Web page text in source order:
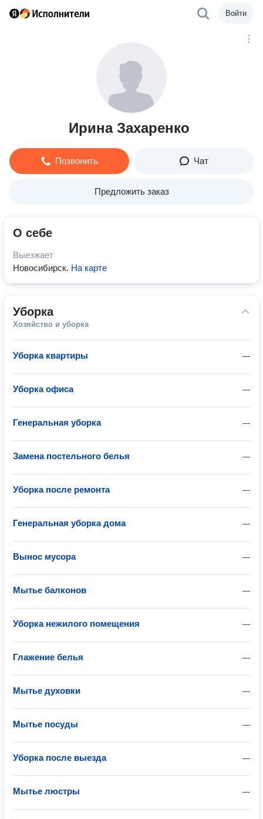
Войти
Ирина Захаренко
Позвонить Чат
Предложить заказ
О себе
Выезжает
Новосибирск. На карте
Уборка
Хозяйство и уборка
—
Уборка квартиры
—
Уборка офиса
—
Генеральная уборка
—
Замена постельного белья
—
Уборка после ремонта
—
Генеральная уборка дома
—
Вынос мусора
—
Мытье балконов
—
Уборка нежилого помещения
—
Глажение белья
—
Мытье духовки
—
Мытье посуды
—
Уборка после выезда
—
Мытье люстры